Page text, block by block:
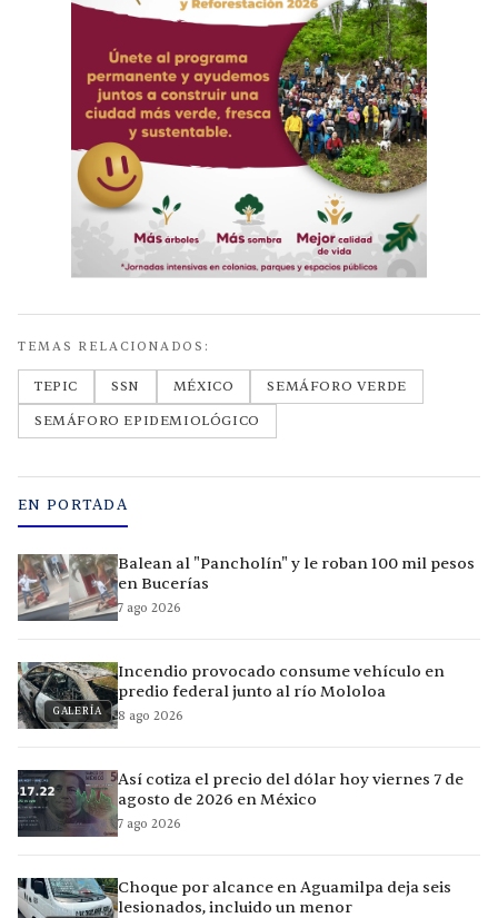
TEMAS RELACIONADOS:
TEPIC SSN MÉXICO
SEMÁFORO VERDE
SEMÁFORO EPIDEMIOLÓGICO
EN PORTADA
Balean al "Pancholín" y le roban 100 mil pesos
en Bucerías
7 ago 2026
GALERÍA
Incendio provocado consume vehículo en
predio federal junto al río Mololoa
8 ago 2026
Así cotiza el precio del dólar hoy viernes 7 de
agosto de 2026 en México
7 ago 2026
Choque por alcance en Aguamilpa deja seis
lesionados, incluido un menor